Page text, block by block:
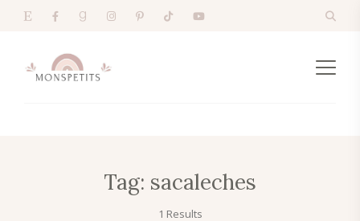
Tag: sacaleches
1 Results